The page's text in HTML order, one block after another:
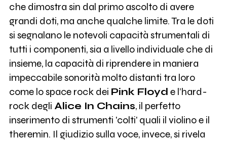
che dimostra sin dal primo ascolto di avere
grandi doti, ma anche qualche limite. Tra le doti
si segnalano le notevoli capacità strumentali di
tutti i componenti, sia a livello individuale che di
insieme, la capacità di riprendere in maniera
impeccabile sonorità molto distanti tra loro
come lo space rock dei Pink Floyd e l’hard-
rock degli Alice In Chains, il perfetto
inserimento di strumenti 'colti' quali il violino e il
theremin. Il giudizio sulla voce, invece, si rivela